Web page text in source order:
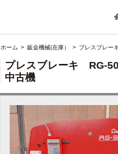
ホーム > 鈑金機械(在庫） > プレスブレー
プレスブレーキ RG-
中古機